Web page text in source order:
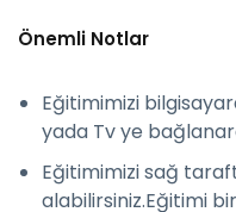
Önemli Notlar
Eğitimimizi
yada Tv ye
Eğitimimizi sağ
alabilirsiniz.Eğitimi